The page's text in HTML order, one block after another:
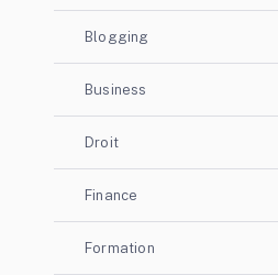
Blogging
Business
Droit
Finance
Formation